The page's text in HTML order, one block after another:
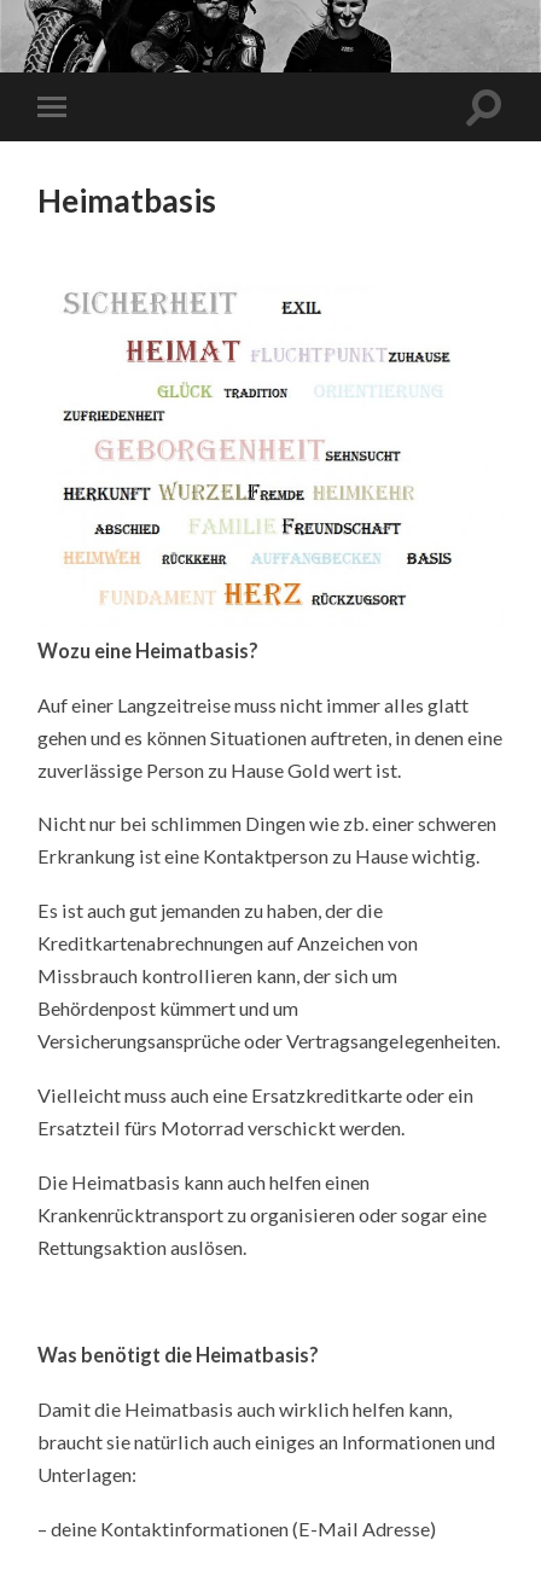
Heimatbasis
Wozu eine Heimatbasis?
Auf einer Langzeitreise muss nicht immer alles glatt
gehen und es können Situationen auftreten, in denen eine
zuverlässige Person zu Hause Gold wert ist.
Nicht nur bei schlimmen Dingen wie zb. einer schweren
Erkrankung ist eine Kontaktperson zu Hause wichtig.
Es ist auch gut jemanden zu haben, der die
Kreditkartenabrechnungen auf Anzeichen von
Missbrauch kontrollieren kann, der sich um
Behördenpost kümmert und um
Versicherungsansprüche oder Vertragsangelegenheiten.
Vielleicht muss auch eine Ersatzkreditkarte oder ein
Ersatzteil fürs Motorrad verschickt werden.
Die Heimatbasis kann auch helfen einen
Krankenrücktransport zu organisieren oder sogar eine
Rettungsaktion auslösen.
Was benötigt die Heimatbasis?
Damit die Heimatbasis auch wirklich helfen kann,
braucht sie natürlich auch einiges an Informationen und
Unterlagen:
– deine Kontaktinformationen (E-Mail Adresse)